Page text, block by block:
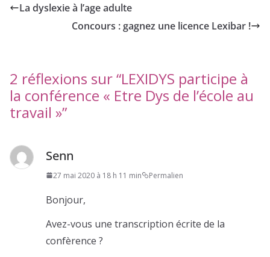
La dyslexie à l’age adulte
Concours : gagnez une licence Lexibar !
2 réflexions sur “LEXIDYS participe à
la conférence « Etre Dys de l’école au
travail »”
Senn
27 mai 2020 à 18 h 11 min Permalien
Bonjour,
Avez-vous une transcription écrite de la
confèrence ?